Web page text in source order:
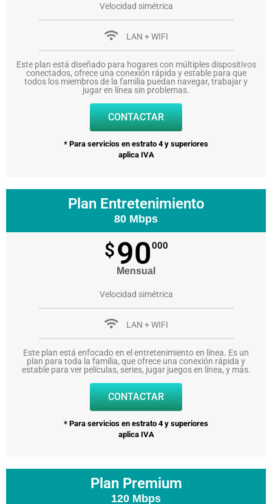
Velocidad simétrica
LAN + WIFI
Este plan está diseñado para hogares con múltiples dispositivos
conectados, ofrece una conexión rápida y estable para que
todos los miembros de la familia puedan navegar, trabajar y
jugar en línea sin problemas.
CONTACTAR
* Para servicios en estrato 4 y superiores
aplica IVA
Plan Entretenimiento
80 Mbps
$90000
Mensual
Velocidad simétrica
LAN + WIFI
Este plan está enfocado en el entretenimiento en línea. Es un
plan para toda la familia, que ofrece una conexión rápida y
estable para ver películas, series, jugar juegos en línea, y más.
CONTACTAR
* Para servicios en estrato 4 y superiores
aplica IVA
Plan Premium
120 Mbps